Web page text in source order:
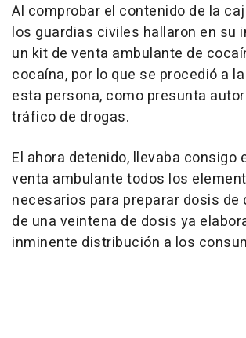
Al comprobar el contenido de la
los guardias civiles hallaron en su
un kit de venta ambulante de
cocaína, por lo que se procedió a
esta persona, como presunta
tráfico de drogas.
El ahora detenido, llevaba consigo
venta ambulante todos los
necesarios para preparar dosis de
de una veintena de dosis ya
inminente distribución a los